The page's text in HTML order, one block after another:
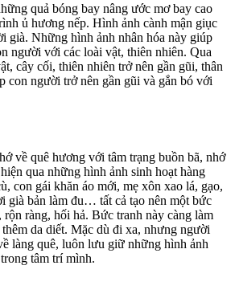
quả bóng bay nâng ước mơ bay cao
ủ hương nếp. Hình ảnh cành mận giục
già. Những hình ảnh nhân hóa này giúp
người với các loài vật, thiên nhiên. Qua
cây cối, thiên nhiên trở nên gần gũi, thân
con người trở nên gần gũi và gắn bó với
về quê hương với tâm trạng buồn bã, nhớ
qua những hình ảnh sinh hoạt hàng
con gái khăn áo mới, mẹ xôn xao lá, gạo,
già bản làm đu… tất cả tạo nên một bức
ràng, hối hả. Bức tranh này càng làm
da diết. Mặc dù đi xa, nhưng người
làng quê, luôn lưu giữ những hình ảnh
tâm trí mình.